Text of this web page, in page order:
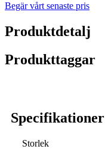
Begär vårt senaste pris
Produktdetalj
Produkttaggar
Specifikationer
Storlek